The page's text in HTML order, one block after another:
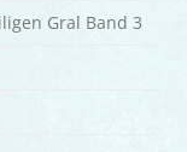
Gral Band 3